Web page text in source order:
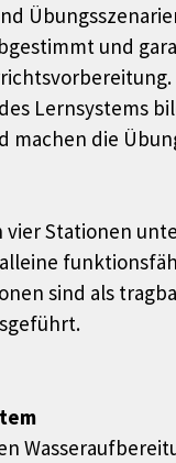
und
Lernsystems
machen die
vier Stationen
sind als